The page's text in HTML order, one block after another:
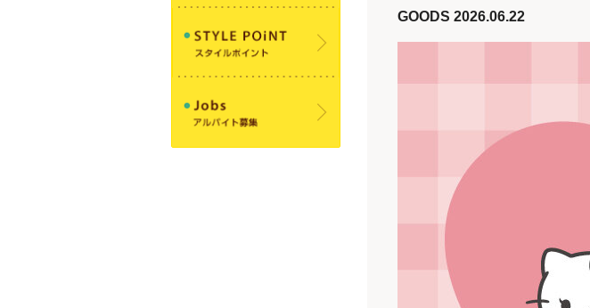
GOODS 2026.06.22